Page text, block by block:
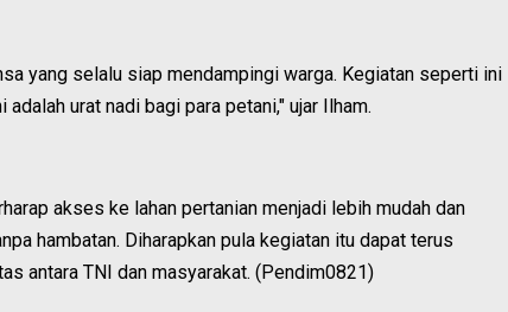
yang selalu siap mendampingi warga. Kegiatan seperti ini
urat nadi bagi para petani," ujar Ilham.
akses ke lahan pertanian menjadi lebih mudah dan
hambatan. Diharapkan pula kegiatan itu dapat terus
antara TNI dan masyarakat. (Pendim0821)